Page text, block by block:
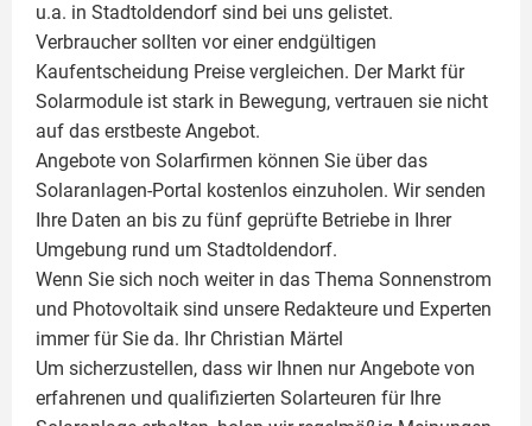
u.a. in Stadtoldendorf sind bei uns gelistet.
Verbraucher sollten vor einer endgültigen
Kaufentscheidung Preise vergleichen. Der Markt für
Solarmodule ist stark in Bewegung, vertrauen sie nicht
auf das erstbeste Angebot.
Angebote von Solarfirmen können Sie über das
Solaranlagen-Portal kostenlos einzuholen. Wir senden
Ihre Daten an bis zu fünf geprüfte Betriebe in Ihrer
Umgebung rund um Stadtoldendorf.
Wenn Sie sich noch weiter in das Thema Sonnenstrom
und Photovoltaik sind unsere Redakteure und Experten
immer für Sie da. Ihr Christian Märtel
Um sicherzustellen, dass wir Ihnen nur Angebote von
erfahrenen und qualifizierten Solarteuren für Ihre